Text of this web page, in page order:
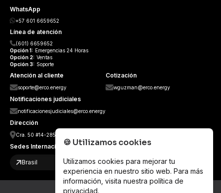
🍪 Utilizamos cookies
Utilizamos cookies para mejorar tu
experiencia en nuestro sitio web. Para más
información, visita nuestra política de
privacidad.
WhatsApp
+57 601 6659652
Línea de atención
(601) 6659652
Opción1: Emergencias 24 Horas
Opción 2: Ventas
Opción3: Soporte
Atención al cliente
soporte@erco.energy
Notificaciones judiciales
notificacionesjudiciales@erco.energy
Cotización
wguzman@erco.energy
Dirección
Cra. 50 #14-285, Guayabal, Medellín, Antioquia.
Sedes Internacionales
Brasil